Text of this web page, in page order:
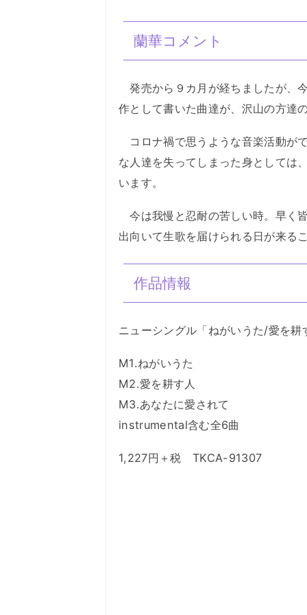
蘭華コメント
発売から９カ月が経ちましたが、
作として書いた曲達が、沢山の方達
コロナ禍で思うような音楽活動が
な人達を失ってしまった身としては
います。
今は我慢と忍耐の苦しい時。早く
出向いて生歌を届けられる日が来る
作品情報
ニューシングル「ねがいうた/愛を耕
M1.ねがいうた
M2.愛を耕す人
M3.あなたに愛されて
instrumental含む全6曲
1,227円＋税 TKCA-91307